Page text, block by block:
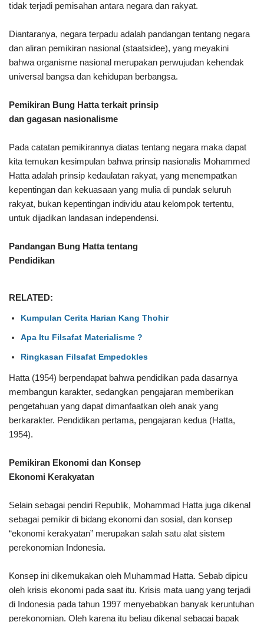
tidak terjadi pemisahan antara negara dan rakyat.
Diantaranya, negara terpadu adalah pandangan tentang negara
dan aliran pemikiran nasional (staatsidee), yang meyakini
bahwa organisme nasional merupakan perwujudan kehendak
universal bangsa dan kehidupan berbangsa.
Pemikiran Bung Hatta terkait prinsip
dan gagasan nasionalisme
Pada catatan pemikirannya diatas tentang negara maka dapat
kita temukan kesimpulan bahwa prinsip nasionalis Mohammed
Hatta adalah prinsip kedaulatan rakyat, yang menempatkan
kepentingan dan kekuasaan yang mulia di pundak seluruh
rakyat, bukan kepentingan individu atau kelompok tertentu,
untuk dijadikan landasan independensi.
Pandangan Bung Hatta tentang
Pendidikan
RELATED:
Kumpulan Cerita Harian Kang Thohir
Apa Itu Filsafat Materialisme ?
Ringkasan Filsafat Empedokles
Hatta (1954) berpendapat bahwa pendidikan pada dasarnya
membangun karakter, sedangkan pengajaran memberikan
pengetahuan yang dapat dimanfaatkan oleh anak yang
berkarakter. Pendidikan pertama, pengajaran kedua (Hatta,
1954).
Pemikiran Ekonomi dan Konsep
Ekonomi Kerakyatan
Selain sebagai pendiri Republik, Mohammad Hatta juga dikenal
sebagai pemikir di bidang ekonomi dan sosial, dan konsep
“ekonomi kerakyatan” merupakan salah satu alat sistem
perekonomian Indonesia.
Konsep ini dikemukakan oleh Muhammad Hatta. Sebab dipicu
oleh krisis ekonomi pada saat itu. Krisis mata uang yang terjadi
di Indonesia pada tahun 1997 menyebabkan banyak keruntuhan
perekonomian. Oleh karena itu beliau dikenal sebagai bapak